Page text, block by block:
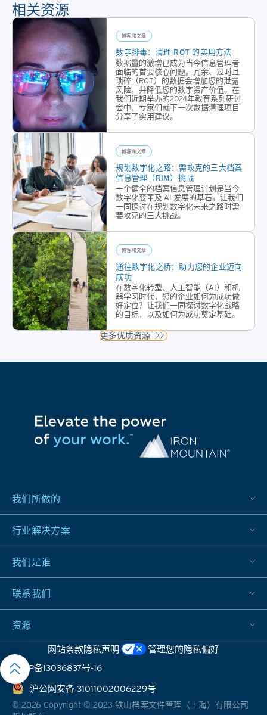
供的
一系
列服
务和
解决
方
案，
旨在
帮助
这些
客户
实现
从传
统的
纸质
文件
和手
动处
理流
程，
转向
更高
效、
更安
程。
提供
文档
安全
描，
批量
描，
备用
文件
换，
文档
成
像，
工作
流程
管理
自动
化等
服
务，
旨在
帮助
组织
型，
提高
能
并赋
优
势。
相关资源
博客和文章
数字排毒：清理 ROT 的实用方法
数据量的激增已成为当今信息管理者
面临的首要核心问题。冗余、过时且
琐碎（ROT）的数据会增加您的泄露
风险，并降低您的数字资产价值。在
我们近期举办的2024年教育系列研讨
会中，专家们就下一次数据清理项目
分享了实用建议。
博客和文章
规划数字化之路：需攻克的三大档案
信息管理（RIM）挑战
一个健全的档案信息管理计划是当今
数字化变革及 AI 发展的基石。让我们
一同探讨在规划数字化未来之路时需
要攻克的三大挑战。
博客和文章
通往数字化之桥：助力您的企业迈向
成功
在数字化转型、人工智能（AI）和机
器学习时代，您的企业如何为成功做
好定位？让我们一同探讨数字化战略
的目标，以及如何为成功奠定基础。
更多优质资源
我们所做的
行业解决方案
我们是谁
联系我们
资源
网站条款隐私声明
管理您的隐私偏好
沪ICP备13036837号-16
沪公网安备 31011002006229号
© 2026 Copyright © 2023 铁山档案文件管理（上海）有限公司